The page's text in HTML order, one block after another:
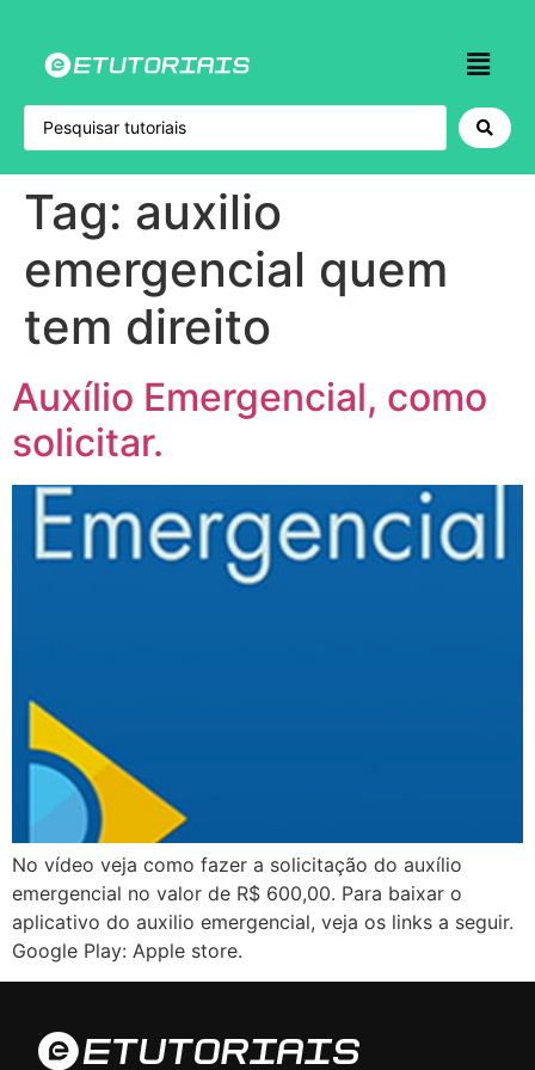
Tag: auxilio
emergencial quem
tem direito
Auxílio Emergencial, como
solicitar.
No vídeo veja como fazer a solicitação do auxílio
emergencial no valor de R$ 600,00. Para baixar o
aplicativo do auxilio emergencial, veja os links a seguir.
Google Play: Apple store.